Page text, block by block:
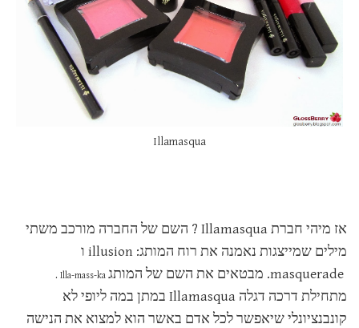
Illamasqua
אז מיהי חברת Illamasqua
? השם של החברה מורכב משתי
מילים שמייצגות נאמנה את רוח המותג: illusion ו
masquerade. מבטאים את השם של המותג Illa-mass-ka
.
מתחילת דרכה דגלה Illamasqua במתן במה ליופי לא
קונבנציונלי שיאפשר לכל אדם באשר הוא למצוא את הנישה